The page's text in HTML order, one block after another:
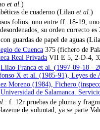
et al.)
de cuaderno (Lilao et al.)
folios: uno entre ff. 18-19,
su orden correcto
guardas de papel de aguas
de Cuenca 375 (fichero de
Real Privada VII E 5, 2-D-4,
Lilao Franca et al. (1997-09-18 -
X et al. (1985-91), Leyes de
Moreno (1984), Fichero
Universidad de Salamanca.
: f. 12r pruebas de pluma y
de voluntad, ya se parte